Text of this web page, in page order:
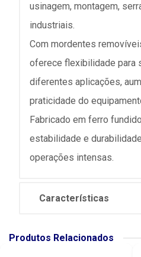
usinagem, montagem,
industriais.
Com mordentes
oferece flexibilidade para
diferentes aplicações,
praticidade do
Fabricado em ferro
estabilidade e
operações intensas.
Características
Produtos Relacionados